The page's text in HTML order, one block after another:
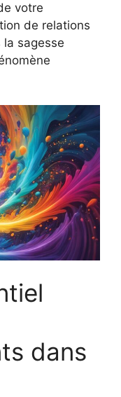
votre
de relations
la sagesse
dans